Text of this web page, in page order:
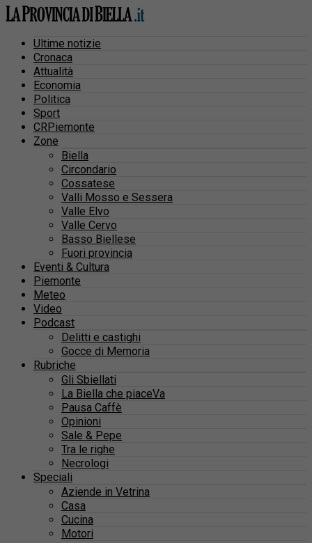
Ultime notizie
Cronaca
Attualità
Economia
Politica
Sport
CRPiemonte
Zone
Biella
Circondario
Cossatese
Valli Mosso e Sessera
Valle Elvo
Valle Cervo
Basso Biellese
Fuori provincia
Eventi & Cultura
Piemonte
Meteo
Video
Podcast
Delitti e castighi
Gocce di Memoria
Rubriche
Gli Sbiellati
La Biella che piaceVa
Pausa Caffè
Opinioni
Sale & Pepe
Tra le righe
Necrologi
Speciali
Aziende in Vetrina
Casa
Cucina
Motori